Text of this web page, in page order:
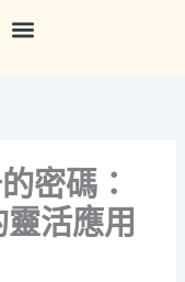
密碼：
活應用